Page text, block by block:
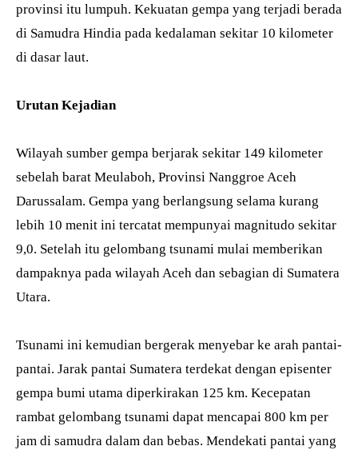
provinsi itu lumpuh. Kekuatan gempa yang terjadi berada
di Samudra Hindia pada kedalaman sekitar 10 kilometer
di dasar laut.
Urutan Kejadian
Wilayah sumber gempa berjarak sekitar 149 kilometer
sebelah barat Meulaboh, Provinsi Nanggroe Aceh
Darussalam. Gempa yang berlangsung selama kurang
lebih 10 menit ini tercatat mempunyai magnitudo sekitar
9,0. Setelah itu gelombang tsunami mulai memberikan
dampaknya pada wilayah Aceh dan sebagian di Sumatera
Utara.
Tsunami ini kemudian bergerak menyebar ke arah pantai-
pantai. Jarak pantai Sumatera terdekat dengan episenter
gempa bumi utama diperkirakan 125 km. Kecepatan
rambat gelombang tsunami dapat mencapai 800 km per
jam di samudra dalam dan bebas. Mendekati pantai yang